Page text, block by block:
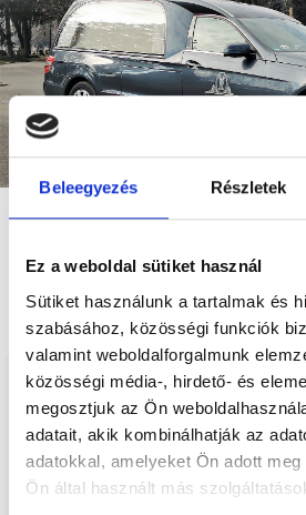
Beleegyezés Részletek
Ez a weboldal sütiket használ
Sütiket használunk a tartalmak és
szabásához, közösségi funkciók
valamint weboldalforgalmunk
közösségi média-, hirdető- és
megosztjuk az Ön
adatait, akik kombinálhatják az
adatokkal, amelyeket Ön adott
Ön által használt más
E-